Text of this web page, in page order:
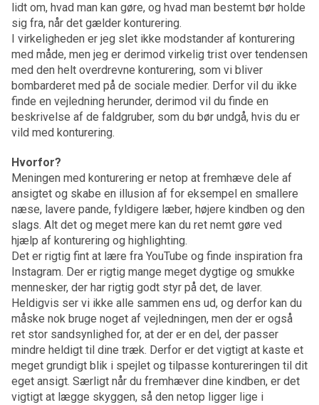
lidt om, hvad man kan gøre, og hvad man bestemt bør holde
sig fra, når det gælder konturering.
I virkeligheden er jeg slet ikke modstander af konturering
med måde, men jeg er derimod virkelig trist over tendensen
med den helt overdrevne konturering, som vi bliver
bombarderet med på de sociale medier. Derfor vil du ikke
finde en vejledning herunder, derimod vil du finde en
beskrivelse af de faldgruber, som du bør undgå, hvis du er
vild med konturering.
Hvorfor?
Meningen med konturering er netop at fremhæve dele af
ansigtet og skabe en illusion af for eksempel en smallere
næse, lavere pande, fyldigere læber, højere kindben og den
slags. Alt det og meget mere kan du ret nemt gøre ved
hjælp af konturering og highlighting.
Det er rigtig fint at lære fra YouTube og finde inspiration fra
Instagram. Der er rigtig mange meget dygtige og smukke
mennesker, der har rigtig godt styr på det, de laver.
Heldigvis ser vi ikke alle sammen ens ud, og derfor kan du
måske nok bruge noget af vejledningen, men der er også
ret stor sandsynlighed for, at der er en del, der passer
mindre heldigt til dine træk. Derfor er det vigtigt at kaste et
meget grundigt blik i spejlet og tilpasse kontureringen til dit
eget ansigt. Særligt når du fremhæver dine kindben, er det
vigtigt at lægge skyggen, så den netop ligger lige i